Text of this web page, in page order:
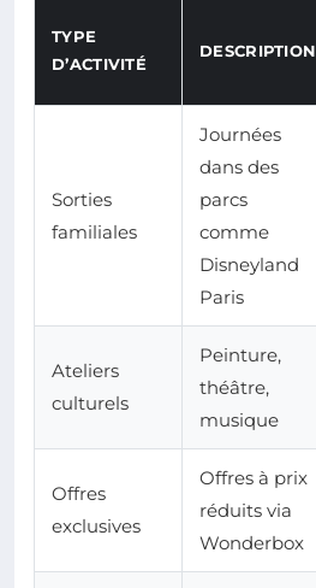
TYPE
D’ACTIVITÉ
DESCRIPTION
Sorties
familiales
Journées
dans des
parcs
comme
Disneyland
Paris
Ateliers
culturels
Peinture,
théâtre,
musique
Offres
exclusives
Offres à prix
réduits via
Wonderbox